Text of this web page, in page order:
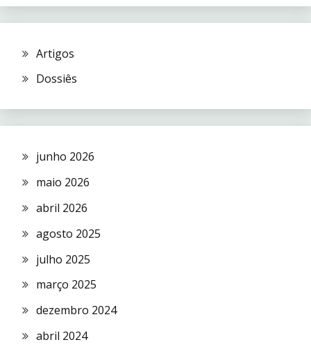
Artigos
Dossiês
junho 2026
maio 2026
abril 2026
agosto 2025
julho 2025
março 2025
dezembro 2024
abril 2024